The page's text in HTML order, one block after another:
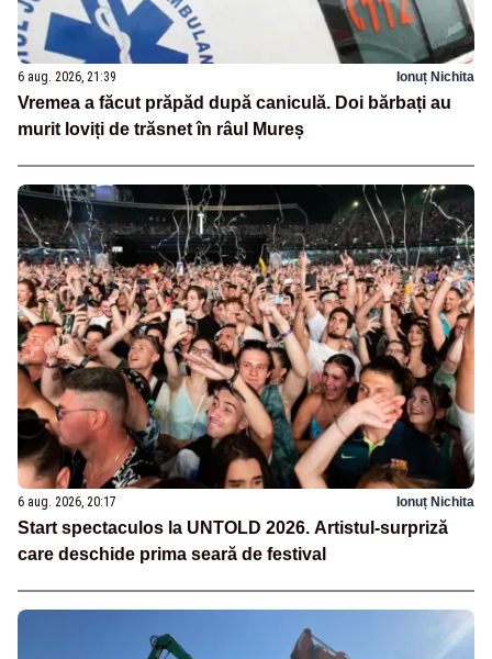
6 aug. 2026, 21:39 Ionuț Nichita
Vremea a făcut prăpăd după caniculă. Doi bărbați au
murit loviți de trăsnet în râul Mureș
6 aug. 2026, 20:17 Ionuț Nichita
Start spectaculos la UNTOLD 2026. Artistul-surpriză
care deschide prima seară de festival